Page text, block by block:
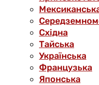
Східна
Тайська
Українська
Французька
Японська